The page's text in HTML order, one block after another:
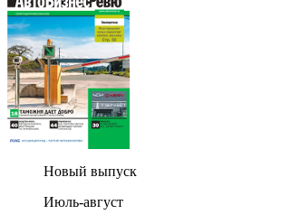
Новый выпуск
Июль-август